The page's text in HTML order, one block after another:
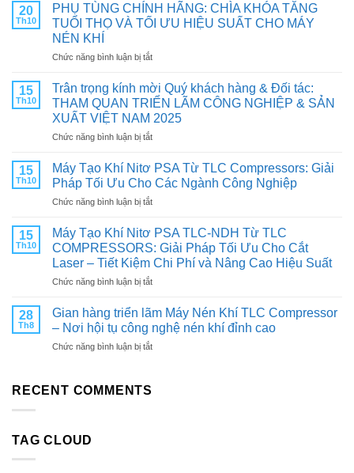
20
Th10
PHỤ TÙNG CHÍNH HÃNG: CHÌA KHÓA TĂNG
TUỔI THỌ VÀ TỐI ƯU HIỆU SUẤT CHO MÁY
NÉN KHÍ
Chức năng bình luận bị tắtở
TÙNG
CHÍNH
HÃNG:
CHÌA
KHÓA
TUỔI
THỌ
TỐI
HIỆU
SUẤT
CHO
NÉN
15
Th10
Trân trọng kính mời Quý khách hàng & Đối tác:
THAM QUAN TRIỂN LÃM CÔNG NGHIỆP & SẢN
XUẤT VIỆT NAM 2025
Chức năng bình luận bị tắtở
trọng
kính
mời
Quý
hàng
&
Đối
THAM
TRIỂN
LÃM
NGHIỆP
15
Th10
Máy Tạo Khí Nitơ PSA Từ TLC Compressors: Giải
Pháp Tối Ưu Cho Các Ngành Công Nghiệp
Chức năng bình luận bị tắtở
Tạo
Khí
Nitơ
PSA
Từ
Compressors:
Pháp
Tối
15
Th10
Máy Tạo Khí Nitơ PSA TLC-NDH Từ TLC
COMPRESSORS: Giải Pháp Tối Ưu Cho Cắt
Laser – Tiết Kiệm Chi Phí và Nâng Cao Hiệu Suất
Chức năng bình luận bị tắtở
Tạo
Nitơ
PSA
28
Th8
Gian hàng triển lãm Máy Nén Khí TLC Compressor
– Nơi hội tụ công nghệ nén khí đỉnh cao
Chức năng bình luận bị tắtở
RECENT COMMENTS
TAG CLOUD